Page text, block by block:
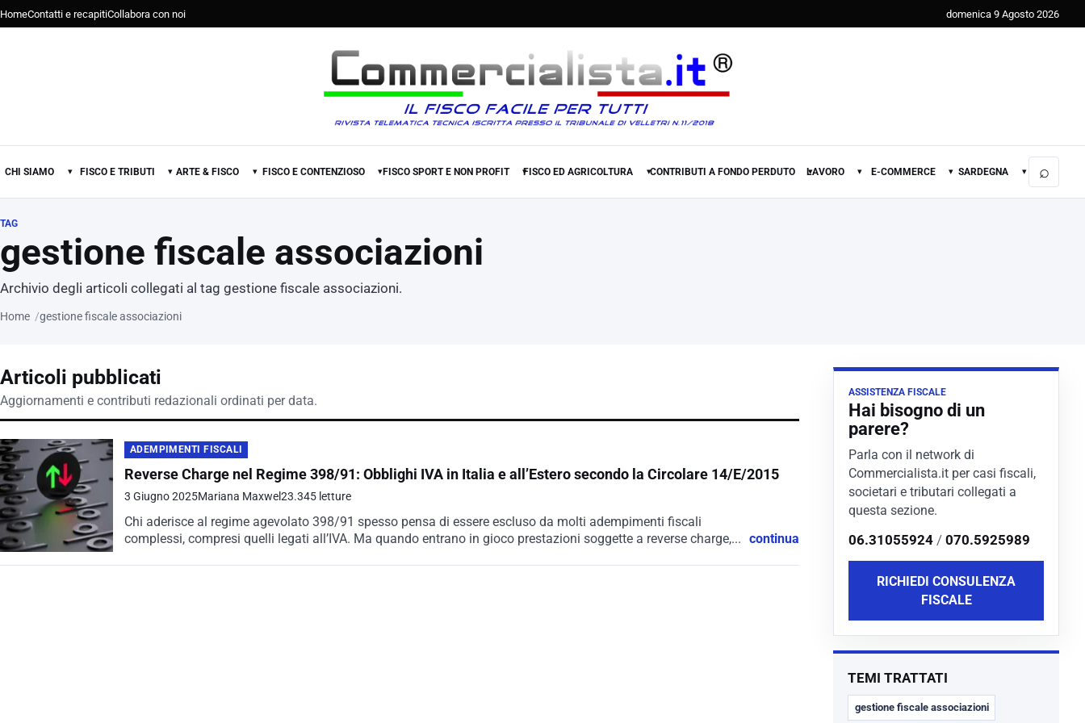
HomeContatti e recapitiCollabora con noi domenica 9 Agosto 2026
CHI SIAMO ▾ FISCO E TRIBUTI ▾ ARTE & FISCO ▾ FISCO E CONTENZIOSO ▾FISCO SPORT E NON PROFIT ▾
FISCO ED AGRICOLTURA ▾CONTRIBUTI A FONDO PERDUTO ▾
LAVORO ▾ E-COMMERCE ▾ SARDEGNA ▾ ⌕
TAG
gestione fiscale associazioni
Archivio degli articoli collegati al tag gestione fiscale associazioni.
Home gestione fiscale associazioni
Articoli pubblicati
Aggiornamenti e contributi redazionali ordinati per data.
ADEMPIMENTI FISCALI
Reverse Charge nel Regime 398/91: Obblighi IVA in Italia e all’Estero secondo la Circolare 14/E/2015
3 Giugno 2025Mariana Maxwel23.345 letture
Chi aderisce al regime agevolato 398/91 spesso pensa di essere escluso da molti adempimenti fiscali
complessi, compresi quelli legati all’IVA. Ma quando entrano in gioco prestazioni soggette a reverse charge,... continua
ASSISTENZA FISCALE
Hai bisogno di un
parere?
Parla con il network di
Commercialista.it per casi fiscali,
societari e tributari collegati a
questa sezione.
06.31055924 / 070.5925989
RICHIEDI CONSULENZA
FISCALE
TEMI TRATTATI
gestione fiscale associazioni